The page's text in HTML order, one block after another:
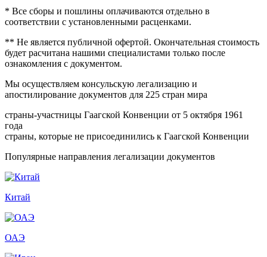
* Все сборы и пошлины оплачиваются отдельно в
соответствии с установленными расценками.
** Не является публичной офертой. Окончательная стоимость
будет расчитана нашими специалистами только после
ознакомления с документом.
Мы осуществляем консульскую легализацию и
апостилирование документов для 225 стран мира
страны-участницы Гаагской Конвенции от 5 октября 1961
года
страны, которые не присоединились к Гаагской Конвенции
Популярные направления легализации документов
Китай
ОАЭ